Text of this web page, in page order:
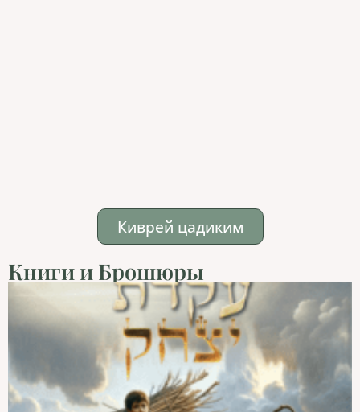
Киврей цадиким
Книги и Брошюры